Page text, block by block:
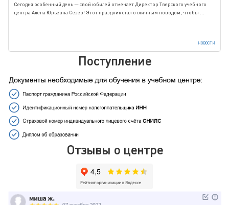
Сегодня особенный день — свой юбилей отмечает Директор Тверского учебного
центра Алена Юрьевна Сезер! Этот праздник стал отличным поводом, чтобы ...
НОВОСТИ
Поступление
Отзывы о центре